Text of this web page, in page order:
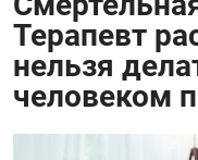
Терапевт
нельзя
человеком